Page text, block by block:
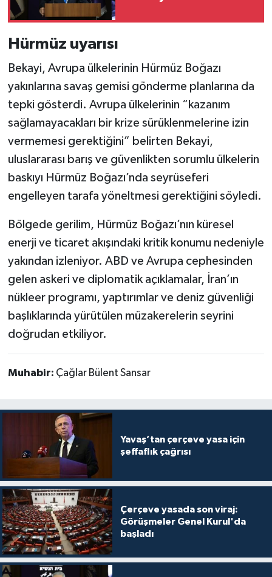
Hürmüz uyarısı
Bekayi, Avrupa ülkelerinin Hürmüz Boğazı
yakınlarına savaş gemisi gönderme planlarına da
tepki gösterdi. Avrupa ülkelerinin “kazanım
sağlamayacakları bir krize sürüklenmelerine izin
vermemesi gerektiğini” belirten Bekayi,
uluslararası barış ve güvenlikten sorumlu ülkelerin
baskıyı Hürmüz Boğazı’nda seyrüseferi
engelleyen tarafa yöneltmesi gerektiğini söyledi.
Bölgede gerilim, Hürmüz Boğazı’nın küresel
enerji ve ticaret akışındaki kritik konumu nedeniyle
yakından izleniyor. ABD ve Avrupa cephesinden
gelen askeri ve diplomatik açıklamalar, İran’ın
nükleer programı, yaptırımlar ve deniz güvenliği
başlıklarında yürütülen müzakerelerin seyrini
doğrudan etkiliyor.
Muhabir: Çağlar Bülent Sansar
Yavaş’tan çerçeve yasa için
şeffaflık çağrısı
Çerçeve yasada son viraj:
Görüşmeler Genel Kurul'da
başladı